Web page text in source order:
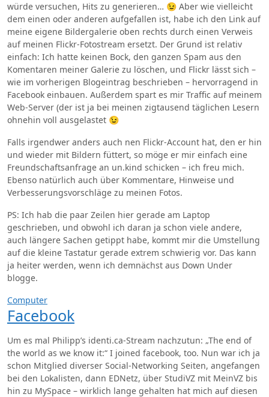
würde versuchen, Hits zu generieren… 😉 Aber wie vielleicht
dem einen oder anderen aufgefallen ist, habe ich den Link auf
meine eigene Bildergalerie oben rechts durch einen Verweis
auf meinen Flickr-Fotostream ersetzt. Der Grund ist relativ
einfach: Ich hatte keinen Bock, den ganzen Spam aus den
Komentaren meiner Galerie zu löschen, und Flickr lässt sich –
wie im vorherigen Blogeintrag beschrieben – hervorragend in
Facebook einbauen. Außerdem spart es mir Traffic auf meinem
Web-Server (der ist ja bei meinen zigtausend täglichen Lesern
ohnehin voll ausgelastet 😉
Falls irgendwer anders auch nen Flickr-Account hat, den er hin
und wieder mit Bildern füttert, so möge er mir einfach eine
Freundschaftsanfrage an un.kind schicken – ich freu mich.
Ebenso natürlich auch über Kommentare, Hinweise und
Verbesserungsvorschläge zu meinen Fotos.
PS: Ich hab die paar Zeilen hier gerade am Laptop
geschrieben, und obwohl ich daran ja schon viele andere,
auch längere Sachen getippt habe, kommt mir die Umstellung
auf die kleine Tastatur gerade extrem schwierig vor. Das kann
ja heiter werden, wenn ich demnächst aus Down Under
blogge.
Computer
Facebook
Um es mal Philipp’s identi.ca-Stream nachzutun: „The end of
the world as we know it:“ I joined facebook, too. Nun war ich ja
schon Mitglied diverser Social-Networking Seiten, angefangen
bei den Lokalisten, dann EDNetz, über StudiVZ mit MeinVZ bis
hin zu MySpace – wirklich lange gehalten hat mich auf diesen